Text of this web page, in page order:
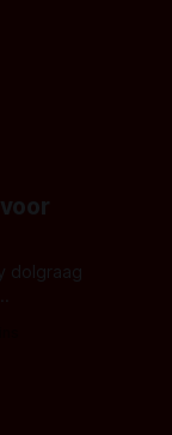
dolgraag